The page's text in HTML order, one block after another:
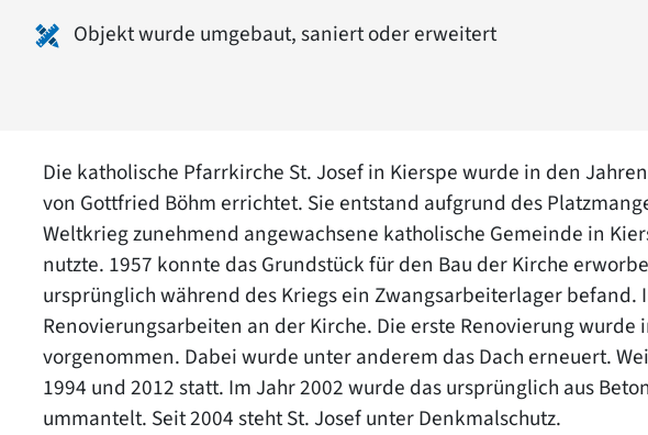
Objekt wurde umgebaut, saniert oder erweitert
Die katholische Pfarrkirche St. Josef in Kierspe wurde in den
von Gottfried Böhm errichtet. Sie entstand aufgrund des
Weltkrieg zunehmend angewachsene katholische Gemeinde in
nutzte. 1957 konnte das Grundstück für den Bau der Kirche
ursprünglich während des Kriegs ein Zwangsarbeiterlager
Renovierungsarbeiten an der Kirche. Die erste Renovierung wurde
vorgenommen. Dabei wurde unter anderem das Dach erneuert.
1994 und 2012 statt. Im Jahr 2002 wurde das ursprünglich aus
ummantelt. Seit 2004 steht St. Josef unter Denkmalschutz.